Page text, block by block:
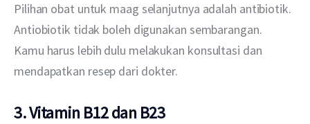
Pilihan obat untuk maag selanjutnya adalah antibiotik.
Antiobiotik tidak boleh digunakan sembarangan.
Kamu harus lebih dulu melakukan konsultasi dan
mendapatkan resep dari dokter.
3. Vitamin B12 dan B23